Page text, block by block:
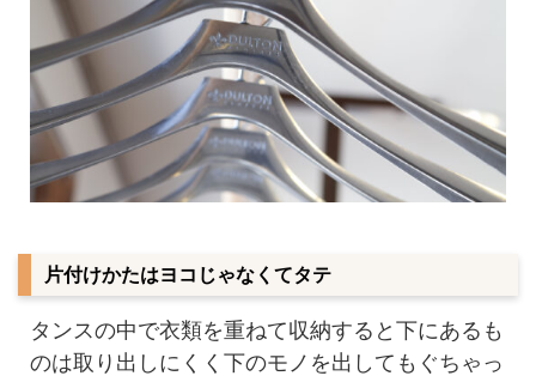
片付けかたはヨコじゃなくてタテ
タンスの中で衣類を重ねて収納すると下にあるも
のは取り出しにくく下のモノを出してもぐちゃっ